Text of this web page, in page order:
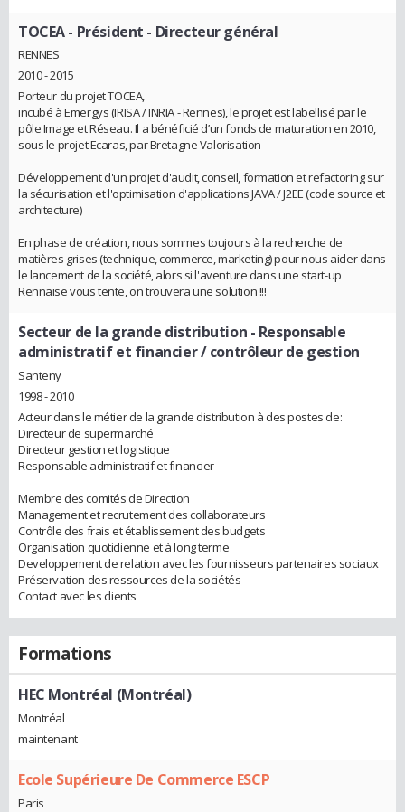
TOCEA- Président - Directeur général
RENNES
2010 - 2015
Porteur du projet TOCEA,
incubé à Emergys (IRISA / INRIA - Rennes), le projet est labellisé par le
pôle Image et Réseau. Il a bénéficié d’un fonds de maturation en 2010,
sous le projet Ecaras, par Bretagne Valorisation
Développement d'un projet d'audit, conseil, formation et refactoring sur
la sécurisation et l'optimisation d'applications JAVA / J2EE (code source et
architecture)
En phase de création, nous sommes toujours à la recherche de
matières grises (technique, commerce, marketing) pour nous aider dans
le lancement de la société, alors si l'aventure dans une start-up
Rennaise vous tente, on trouvera une solution !!!
Secteur de la grande distribution - Responsable
administratif et financier / contrôleur de gestion
Santeny
1998 - 2010
Acteur dans le métier de la grande distribution à des postes de:
Directeur de supermarché
Directeur gestion et logistique
Responsable administratif et financier
Membre des comités de Direction
Management et recrutement des collaborateurs
Contrôle des frais et établissement des budgets
Organisation quotidienne et à long terme
Developpement de relation avec les fournisseurs partenaires sociaux
Préservation des ressources de la sociétés
Contact avec les clients
Formations
HEC Montréal (Montréal)
Montréal
maintenant
Ecole Supérieure De Commerce ESCP
Paris